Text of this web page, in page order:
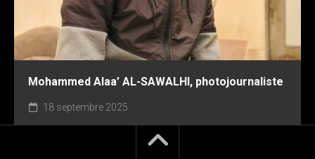
Mohammed Alaa’ AL-SAWALHI, photojournaliste
18 septembre 2025